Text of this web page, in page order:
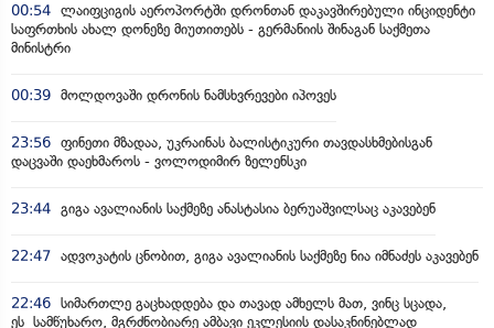
00:54 ლაიფციგის აეროპორტში დრონთან დაკავშირებული ინციდენტი
საფრთხის ახალ დონეზე მიუთითებს - გერმანიის შინაგან საქმეთა
მინისტრი
00:39 მოლდოვაში დრონის ნამსხვრევები იპოვეს
23:56 ფინეთი მზადაა, უკრაინას ბალისტიკური თავდასხმებისგან
დაცვაში დაეხმაროს - ვოლოდიმირ ზელენსკი
23:44 გიგა ავალიანის საქმეზე ანასტასია ბერუაშვილსაც აკავებენ
22:47 ადვოკატის ცნობით, გიგა ავალიანის საქმეზე ნია იმნაძეს აკავებენ
22:46 სიმართლე გაცხადდება და თავად ამხელს მათ, ვინც სცადა,
ეს სამწუხარო, მგრძნობიარე ამბავი ეკლესიის დასაკნინებლად